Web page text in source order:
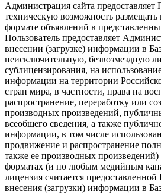
Администрация сайта предоставляет
техническую возможность
формате объявлений в
Пользователь предоставляет
внесении (загрузке) информации в
неисключительную, безвозмездную
сублицензирования, на
информации на территории
стран мира, в частности, права на
распространение, переработку или
производных произведений,
всеобщего сведения, а также
информации, в том числе
продвижение и распространение
также ее производных
форматах (и по любым медийным
лицензия считается
внесения (загрузки) информации в